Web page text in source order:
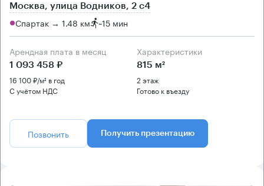
Москва, улица Водников, 2 с4
Спартак → 1.48 км ~15 мин
Арендная плата в месяц
1 093 458 ₽
16 100 ₽/м² в год
С учётом НДС
Характеристики
815 м²
2 этаж
Готово к въезду
Позвонить Получить презентацию